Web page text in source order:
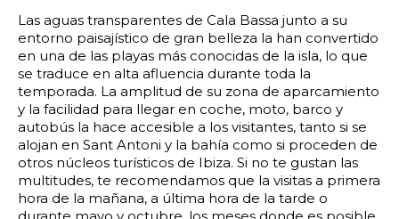
Las aguas transparentes de Cala Bassa junto a su
entorno paisajístico de gran belleza la han convertido
en una de las playas más conocidas de la isla, lo que
se traduce en alta afluencia durante toda la
temporada. La amplitud de su zona de aparcamiento
y la facilidad para llegar en coche, moto, barco y
autobús la hace accesible a los visitantes, tanto si se
alojan en Sant Antoni y la bahía como si proceden de
otros núcleos turísticos de Ibiza. Si no te gustan las
multitudes, te recomendamos que la visitas a primera
hora de la mañana, a última hora de la tarde o
durante mayo y octubre, los meses donde es posible
0:00 0:30 1:00 1:30
2:00 2:30 3:00 3:30
4:00 4:30 5:00 5:30
6:00 6:30 7:00 7:30
8:00 8:30 9:00 9:30